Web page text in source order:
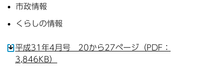
市政情報
くらしの情報
平成31年4月号 20から27ページ（PDF：
3,846KB）